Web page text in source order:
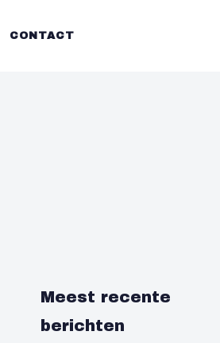
CONTACT
Meest recente
berichten